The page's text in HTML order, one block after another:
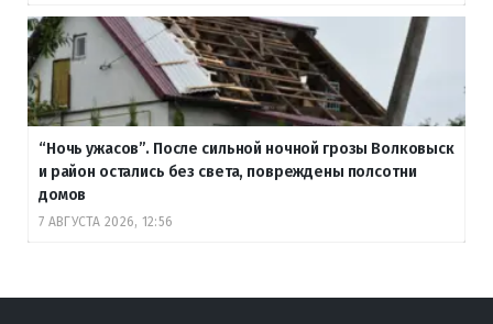
“Ночь ужасов”. После сильной ночной грозы Волковыск
и район остались без света, повреждены полсотни
домов
7 АВГУСТА 2026, 12:56